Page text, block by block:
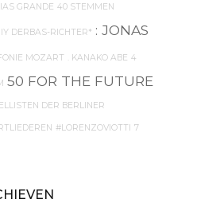
GRANDE 40 STEMMEN
DERBAS-RICHTER* : JONAS
MOZART . KANAKO ABE 4
50 FOR THE FUTURE
DER BERLINER
#LORENZOVIOTTI 7